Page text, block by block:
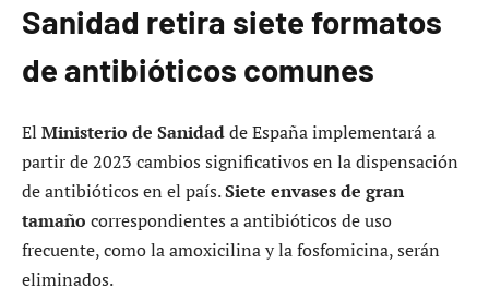
Sanidad retira siete formatos
de antibióticos comunes
El Ministerio de Sanidadde España implementará a
partir de 2023 cambios significativos en la dispensación
de antibióticos en el país.Siete envases de gran
tamaño correspondientes a antibióticos de uso
frecuente, como la amoxicilina y la fosfomicina, serán
eliminados.